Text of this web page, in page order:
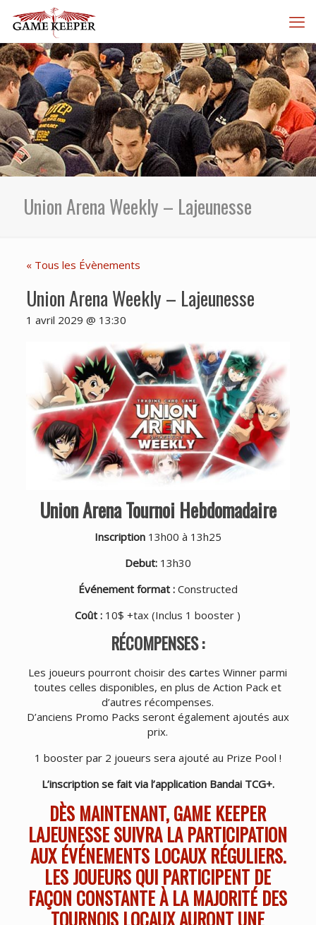
Union Arena Weekly – Lajeunesse
« Tous les Évènements
Union Arena Weekly – Lajeunesse
1 avril 2029 @ 13:30
Union Arena Tournoi Hebdomadaire
Inscription 13h00 à 13h25
Debut:13h30
Événement format : Constructed
Coût : 10$ +tax (Inclus 1 booster )
RÉCOMPENSES :
Les joueurs pourront choisir descartes Winner parmi
toutes celles disponibles, en plus de Action Pack et
d’autres récompenses.
D’anciens Promo Packs seront également ajoutés aux
prix.
1 booster par 2 joueurs sera ajouté au Prize Pool !
L’inscription se fait via l’application Bandai TCG+.
DÈS MAINTENANT, GAME KEEPER
LAJEUNESSE SUIVRA LA PARTICIPATION
AUX ÉVÉNEMENTS LOCAUX RÉGULIERS.
LES JOUEURS QUI PARTICIPENT DE
FAÇON CONSTANTE À LA MAJORITÉ DES
TOURNOIS LOCAUX AURONT UNE